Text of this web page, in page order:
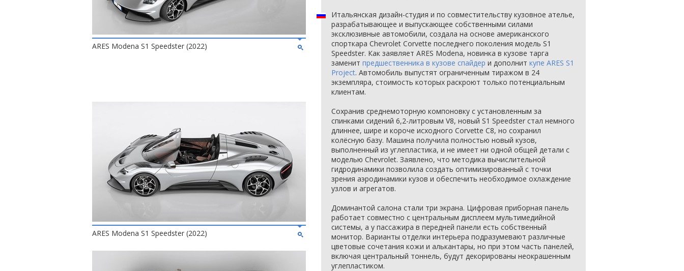
ARES Modena S1 Speedster (2022)
ARES Modena S1 Speedster (2022)
Итальянская дизайн-студия и по совместительству кузовное ателье,
разрабатывающее и выпускающее собственными силами
эксклюзивные автомобили, создала на основе американского
спорткара Chevrolet Corvette последнего поколения модель S1
Speedster. Как заявляет ARES Modena, новинка в кузове тарга
заменит предшественника в кузове спайдер и дополнит купе ARES S1
Project. Автомобиль выпустят ограниченным тиражом в 24
экземпляра, стоимость которых раскроют только потенциальным
клиентам.
Сохранив среднемоторную компоновку с установленным за
спинками сидений 6,2-литровым V8, новый S1 Speedster стал немного
длиннее, шире и короче исходного Corvette C8, но сохранил
колёсную базу. Машина получила полностью новый кузов,
выполненный из углепластика, и не имеет ни одной общей детали с
моделью Chevrolet. Заявлено, что методика вычислительной
гидродинамики позволила создать оптимизированный с точки
зрения аэродинамики кузов и обеспечить необходимое охлаждение
узлов и агрегатов.
Доминантой салона стали три экрана. Цифровая приборная панель
работает совместно с центральным дисплеем мультимедийной
системы, а у пассажира в передней панели есть собственный
монитор. Варианты отделки интерьера подразумевают различные
цветовые сочетания кожи и алькантары, но при этом часть панелей,
включая центральный тоннель, будут декорированы неокрашенным
углепластиком.